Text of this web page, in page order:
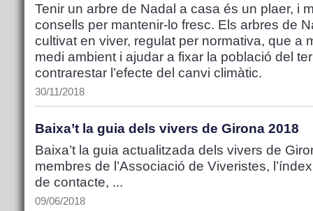
Tenir un arbre de Nadal a casa és un plaer, i
consells per mantenir-lo fresc. Els arbres de
cultivat en viver, regulat per normativa, que a
medi ambient i ajudar a fixar la població del
contrarestar l’efecte del canvi climàtic.
30/11/2018
Baixa’t la guia dels vivers de Girona 2018
Baixa’t la guia actualitzada dels vivers de
membres de l’Associació de Viveristes,
de contacte, ...
09/06/2018